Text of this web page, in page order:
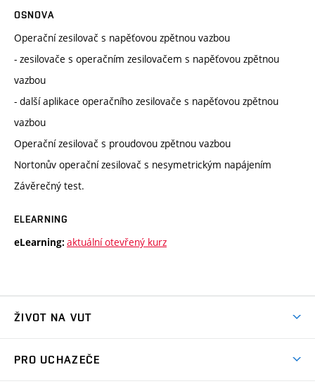
OSNOVA
Operační zesilovač s napěťovou zpětnou vazbou
- zesilovače s operačním zesilovačem s napěťovou zpětnou
vazbou
- další aplikace operačního zesilovače s napěťovou zpětnou
vazbou
Operační zesilovač s proudovou zpětnou vazbou
Nortonův operační zesilovač s nesymetrickým napájením
Závěrečný test.
ELEARNING
eLearning: aktuální otevřený kurz
ŽIVOT NA VUT
PRO UCHAZEČE